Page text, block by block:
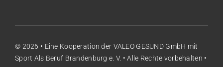
© 2026 • Eine Kooperation der VALEO GESUND GmbH mit
Sport Als Beruf Brandenburg e. V. • Alle Rechte vorbehalten •